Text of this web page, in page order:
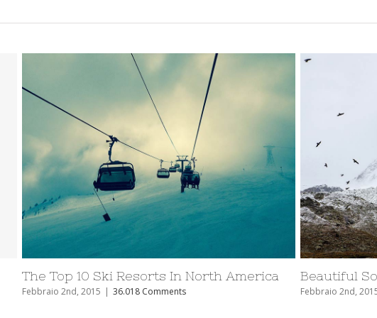
Top 10 Mountain Retreats You Must Visit
Febbraio 2nd, 2015 |